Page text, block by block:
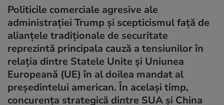
Politicile comerciale agresive ale
administrației Trump și scepticismul față de
alianțele tradiționale de securitate
reprezintă principala cauză a tensiunilor în
relația dintre Statele Unite și Uniunea
Europeană (UE) în al doilea mandat al
președintelui american. În același timp,
concurența strategică dintre SUA și China